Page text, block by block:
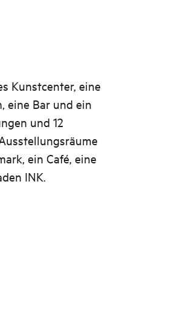
Kunstcenter, eine
eine Bar und ein
und 12
ein Café, eine
INK.